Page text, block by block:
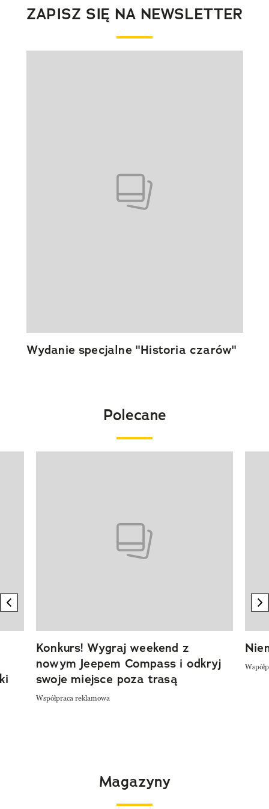
ZAPISZ SIĘ NA NEWSLETTER
Wydanie specjalne "Historia czarów"
Polecane
previous element
Konkurs! Wygraj weekend z
nowym Jeepem Compass i odkryj
swoje miejsce poza trasą
Współpraca reklamowa
Magazyny